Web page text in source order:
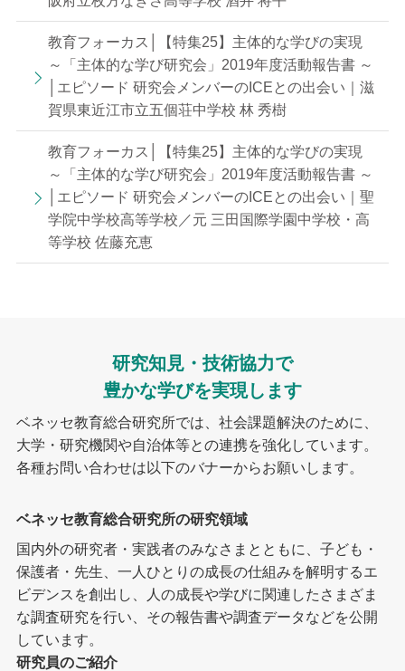
教育フォーカス│【特集25】主体的な学びの実現
～「主体的な学び研究会」2019年度活動報告書 ～
│エピソード 研究会メンバーのICEとの出会い｜滋
賀県東近江市立五個荘中学校 林 秀樹
教育フォーカス│【特集25】主体的な学びの実現
～「主体的な学び研究会」2019年度活動報告書 ～
│エピソード 研究会メンバーのICEとの出会い｜聖
学院中学校高等学校／元 三田国際学園中学校・高
等学校 佐藤充恵
研究知見・技術協力で
豊かな学びを実現します
ベネッセ教育総合研究所では、社会課題解決のために、
大学・研究機関や自治体等との連携を強化しています。
各種お問い合わせは以下のバナーからお願いします。
ベネッセ教育総合研究所の研究領域
国内外の研究者・実践者のみなさまとともに、子ども・
保護者・先生、一人ひとりの成長の仕組みを解明するエ
ビデンスを創出し、人の成長や学びに関連したさまざま
な調査研究を行い、その報告書や調査データなどを公開
しています。
研究員のご紹介